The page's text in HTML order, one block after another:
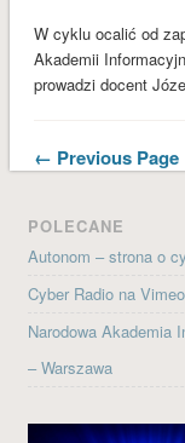
W cyklu ocalić od
Akademii
prowadzi docent
← Previous Page
POLECANE
Autonom – strona o
Cyber Radio na Vimeo
Narodowa Akademia
– Warszawa